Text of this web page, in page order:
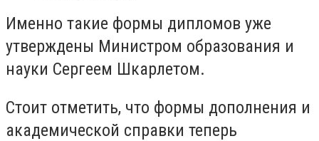
Именно такие формы дипломов уже
утверждены Министром образования и
науки Сергеем Шкарлетом.
Стоит отметить, что формы дополнения и
академической справки теперь